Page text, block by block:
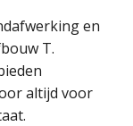
en
T.
altijd voor